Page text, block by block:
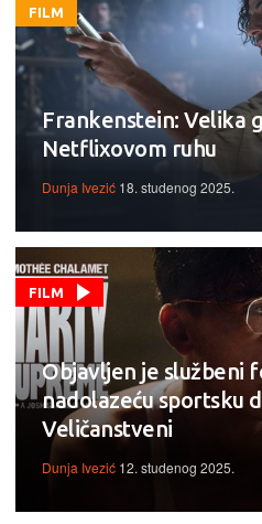
FILM
Frankenstein: Velika
Netflixovom ruhu
Dunja Ivezić 18. studenog 2025.
FILM
Objavljen je službeni
nadolazeću sportsku
Veličanstveni
Dunja Ivezić 12. studenog 2025.